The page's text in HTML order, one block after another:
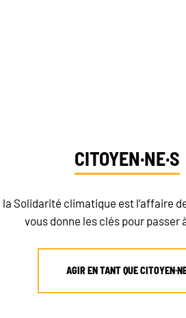
CITOYEN·NE·S
la Solidarité climatique est l’affaire
vous donne les clés pour passer
AGIR EN TANT QUE